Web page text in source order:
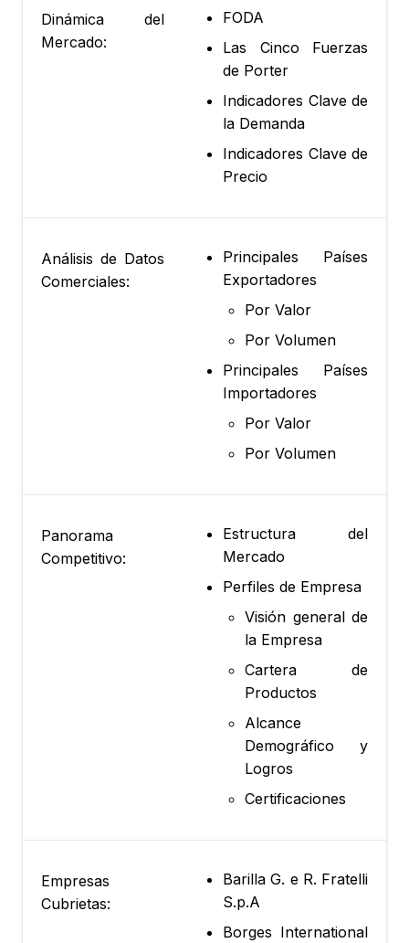
Dinámica del
Mercado:
FODA
Las Cinco Fuerzas
de Porter
Indicadores Clave de
la Demanda
Indicadores Clave de
Precio
Análisis de Datos
Comerciales:
Principales Países
Exportadores
Por Valor
Por Volumen
Principales Países
Importadores
Por Valor
Por Volumen
Panorama
Competitivo:
Estructura del
Mercado
Perfiles de Empresa
Visión general de
la Empresa
Cartera de
Productos
Alcance
Demográfico y
Logros
Certificaciones
Empresas
Cubrietas:
Barilla G. e R. Fratelli
S.p.A
Borges International